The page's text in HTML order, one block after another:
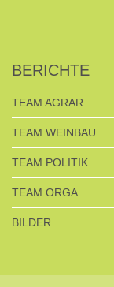
BERICHTE
TEAM AGRAR
TEAM WEINBAU
TEAM POLITIK
TEAM ORGA
BILDER